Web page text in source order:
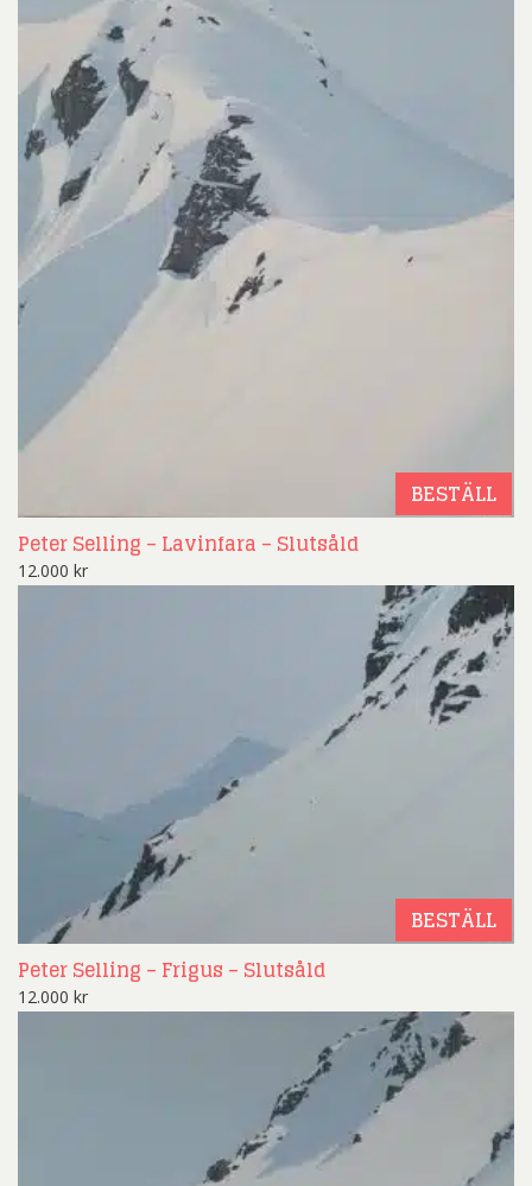
BESTÄLL
Peter Selling – Lavinfara – Slutsåld
12.000 kr
BESTÄLL
Peter Selling – Frigus – Slutsåld
12.000 kr